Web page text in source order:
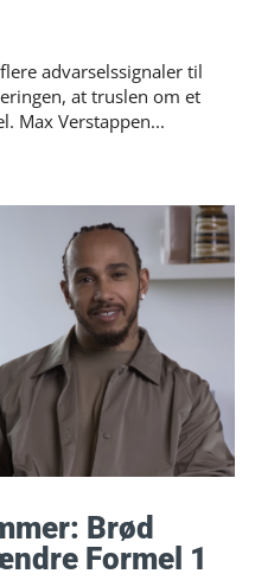
advarselssignaler til
at truslen om et
stop i sporten måske er reel. Max Verstappen...
Brød
Formel 1